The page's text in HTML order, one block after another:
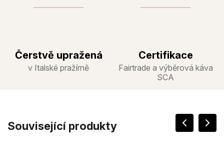
Čerstvě upražená
v Italské pražírně
Certifikace
Fairtrade a výběrová káva
SCA
Související produkty